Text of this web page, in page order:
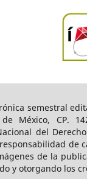
semestral
México, CP.
del
de la
y otorgando los